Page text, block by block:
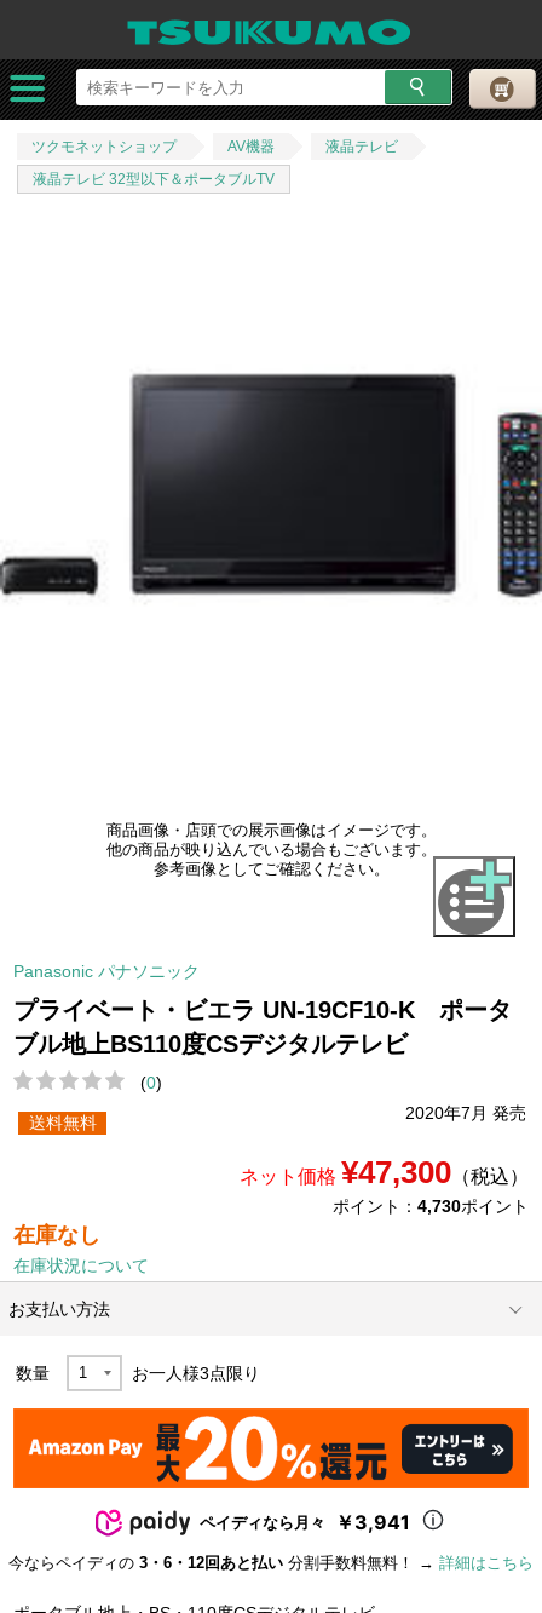
ツクモネットショップ AV機器
液晶テレビ
液晶テレビ 32型以下＆ポータブルTV
商品画像・店頭での展示画像はイメージです。
他の商品が映り込んでいる場合もございます。
参考画像としてご確認ください。
Panasonic パナソニック
プライベート・ビエラ UN-19CF10-K ポータ
ブル地上BS110度CSデジタルテレビ
(0)
2020年7月 発売
送料無料
ネット価格 ¥47,300（税込）
ポイント： 4,730ポイント
在庫なし
在庫状況について
お支払い方法
数量 お一人様3点限り
ペイディなら月々 ￥3,941
今ならペイディの 3・6・12回あと払い 分割手数料無料！ → 詳細はこちら